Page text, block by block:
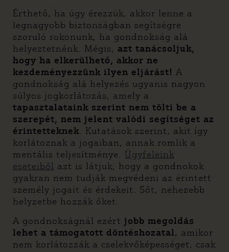
Érthető, ha úgy érezzük, akkor lenne a
legnagyobb biztonságban segítségre
szoruló rokonunk, ha gondnokság alá
helyeztetnénk. Mégis, azt tanácsoljuk,
hogy ha elkerülhető, akkor ne
kezdeményezzünk ilyen eljárást! A
gondnokság alá helyezés ugyanis nagyon
súlyos jogkorlátozás, amely a
tapasztalataink szerint nem tölti be a
szerepét, nem jelent valódi segítséget az
érintetteknek. Kutatások szerint, akit így
korlátoznak a jogaiban, annak romlik a
mentális teljesítménye. Ügyfeleink
eseteiből azt is látjuk, hogy a gondnokok
gyakran nem tudják megvédeni az érintett
személy jogait és érdekeit. Sőt, nehezebb
helyzetbe hozzák őket.
A gondnokságnál ezért jobb megoldás
lehet a támogatott döntéshozatal, amikor
nem korlátozzák a cselekvőképességet, csak